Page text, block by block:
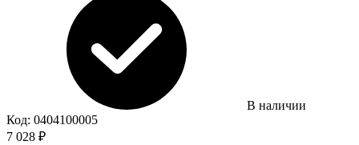
В наличии
Код: 0404100005
7 028 ₽